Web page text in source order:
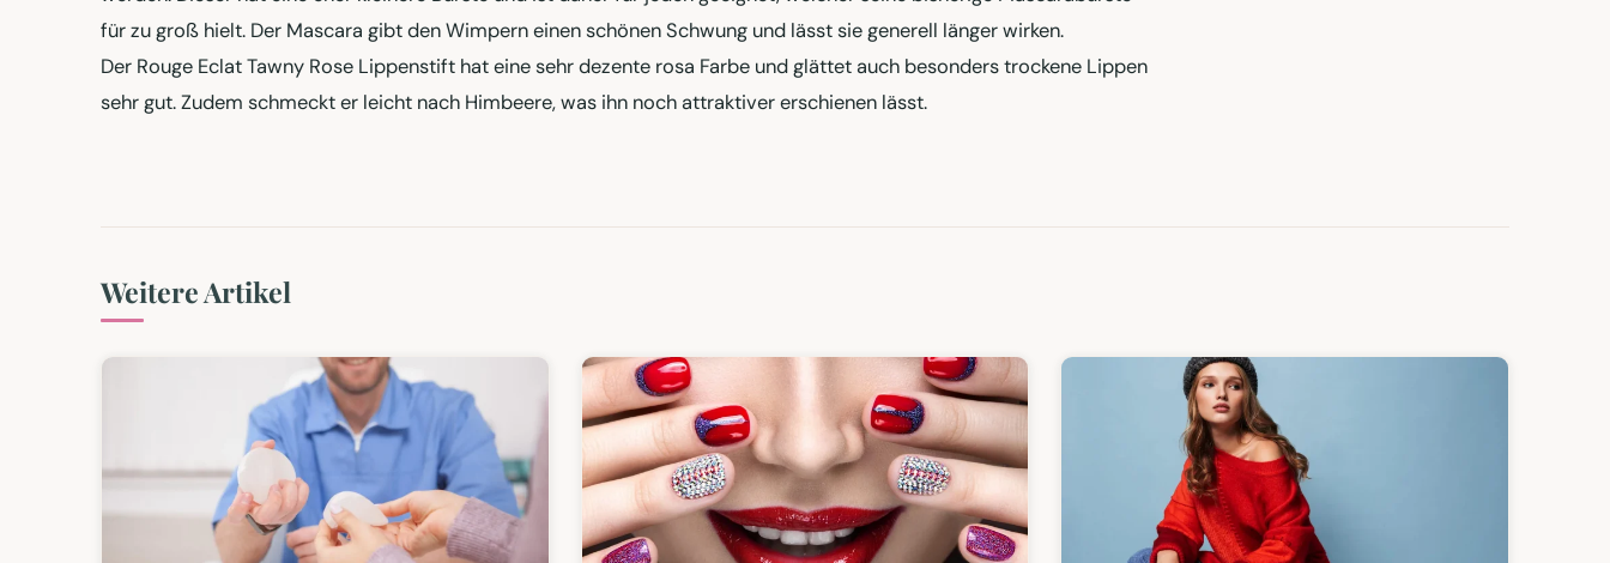
für zu groß hielt. Der Mascara gibt den Wimpern einen schönen Schwung und lässt sie generell länger wirken.
Der Rouge Eclat Tawny Rose Lippenstift hat eine sehr dezente rosa Farbe und glättet auch besonders trockene Lippen
sehr gut. Zudem schmeckt er leicht nach Himbeere, was ihn noch attraktiver erschienen lässt.
Weitere Artikel